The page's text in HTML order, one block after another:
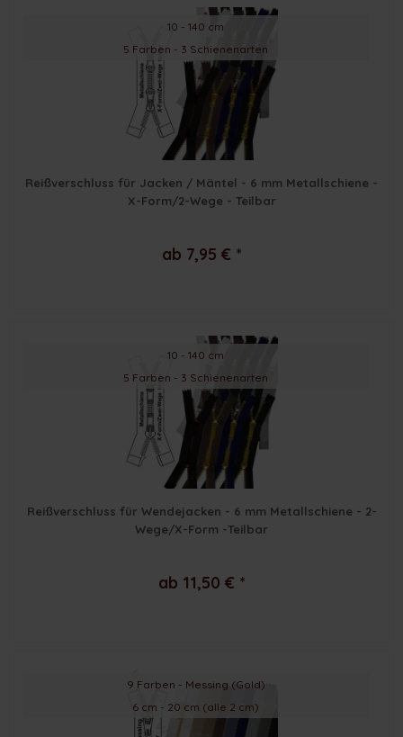
10 - 140 cm
5 Farben - 3 Schienenarten
Reißverschluss für Jacken / Mäntel - 6 mm Metallschiene -
X-Form/2-Wege - Teilbar
ab 7,95 € *
10 - 140 cm
5 Farben - 3 Schienenarten
Reißverschluss für Wendejacken - 6 mm Metallschiene - 2-
Wege/X-Form -Teilbar
ab 11,50 € *
9 Farben - Messing (Gold)
6 cm - 20 cm (alle 2 cm)